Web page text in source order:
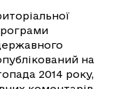
на
2014 року,